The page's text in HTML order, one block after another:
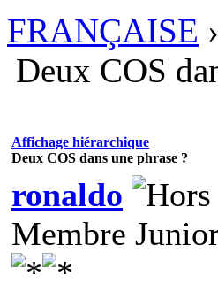
FRANÇAISE ›
Deux COS
Affichage hiérarchique
Deux COS dans une phrase ?
ronaldo
Membre